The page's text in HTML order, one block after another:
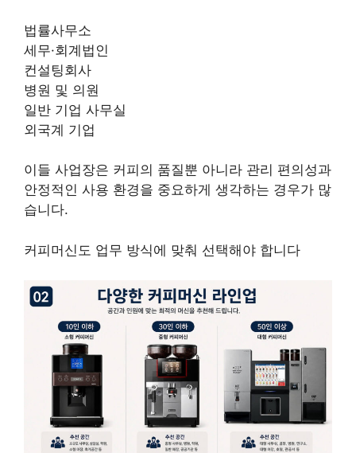
법률사무소
세무·회계법인
컨설팅회사
병원 및 의원
일반 기업 사무실
외국계 기업
이들 사업장은 커피의 품질뿐 아니라 관리 편의성과
안정적인 사용 환경을 중요하게 생각하는 경우가 많
습니다.
커피머신도 업무 방식에 맞춰 선택해야 합니다